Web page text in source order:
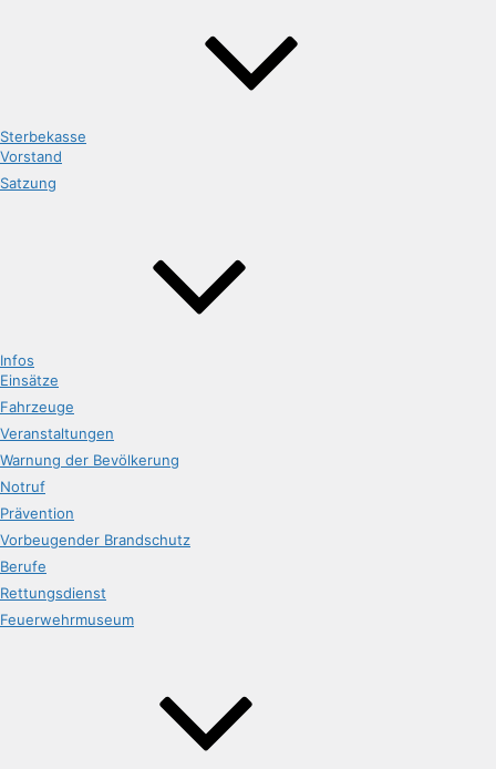
Sterbekasse
Vorstand
Satzung
Infos
Einsätze
Fahrzeuge
Veranstaltungen
Warnung der Bevölkerung
Notruf
Prävention
Vorbeugender Brandschutz
Berufe
Rettungsdienst
Feuerwehrmuseum